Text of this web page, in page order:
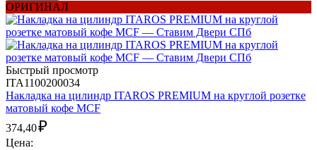
ОРИГИНАЛ
Быстрый просмотр
ITA1100200034
Накладка на цилиндр ITAROS PREMIUM на круглой розетке
матовый кофе MCF
374,40₽
Цена: